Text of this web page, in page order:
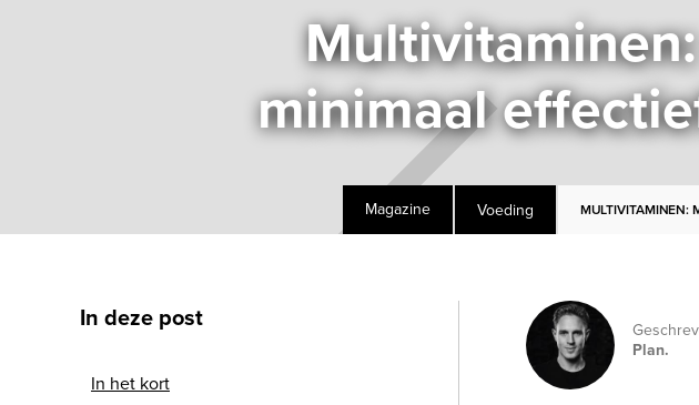
minimaal
Magazine Voeding MULTIVITAMINEN:
In deze post
In het kort
Plan.